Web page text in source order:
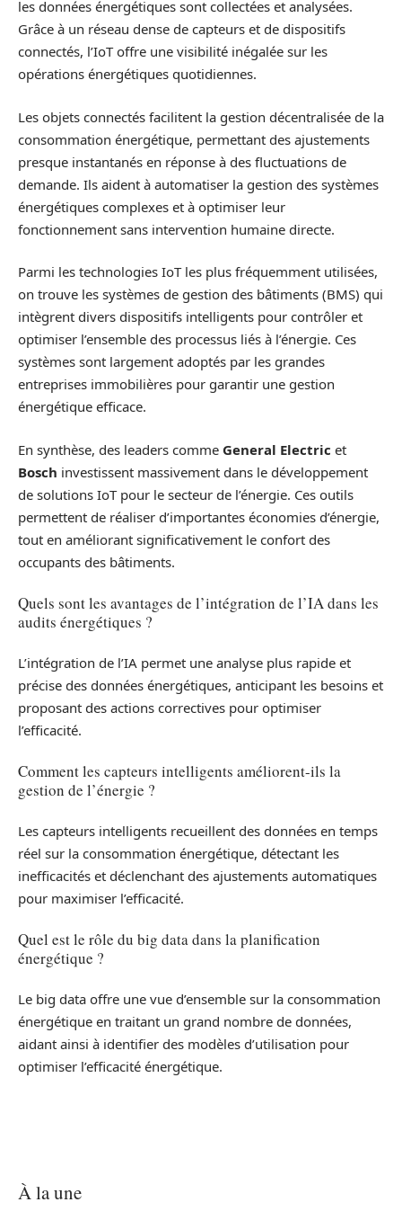
les données énergétiques sont collectées et analysées.
Grâce à un réseau dense de capteurs et de dispositifs
connectés, l’IoT offre une visibilité inégalée sur les
opérations énergétiques quotidiennes.
Les objets connectés facilitent la gestion décentralisée de la
consommation énergétique, permettant des ajustements
presque instantanés en réponse à des fluctuations de
demande. Ils aident à automatiser la gestion des systèmes
énergétiques complexes et à optimiser leur
fonctionnement sans intervention humaine directe.
Parmi les technologies IoT les plus fréquemment utilisées,
on trouve les systèmes de gestion des bâtiments (BMS) qui
intègrent divers dispositifs intelligents pour contrôler et
optimiser l’ensemble des processus liés à l’énergie. Ces
systèmes sont largement adoptés par les grandes
entreprises immobilières pour garantir une gestion
énergétique efficace.
En synthèse, des leaders comme General Electric et
Bosch investissent massivement dans le développement
de solutions IoT pour le secteur de l’énergie. Ces outils
permettent de réaliser d’importantes économies d’énergie,
tout en améliorant significativement le confort des
occupants des bâtiments.
Quels sont les avantages de l’intégration de l’IA dans les
audits énergétiques ?
L’intégration de l’IA permet une analyse plus rapide et
précise des données énergétiques, anticipant les besoins et
proposant des actions correctives pour optimiser
l’efficacité.
Comment les capteurs intelligents améliorent-ils la
gestion de l’énergie ?
Les capteurs intelligents recueillent des données en temps
réel sur la consommation énergétique, détectant les
inefficacités et déclenchant des ajustements automatiques
pour maximiser l’efficacité.
Quel est le rôle du big data dans la planification
énergétique ?
Le big data offre une vue d’ensemble sur la consommation
énergétique en traitant un grand nombre de données,
aidant ainsi à identifier des modèles d’utilisation pour
optimiser l’efficacité énergétique.
À la une